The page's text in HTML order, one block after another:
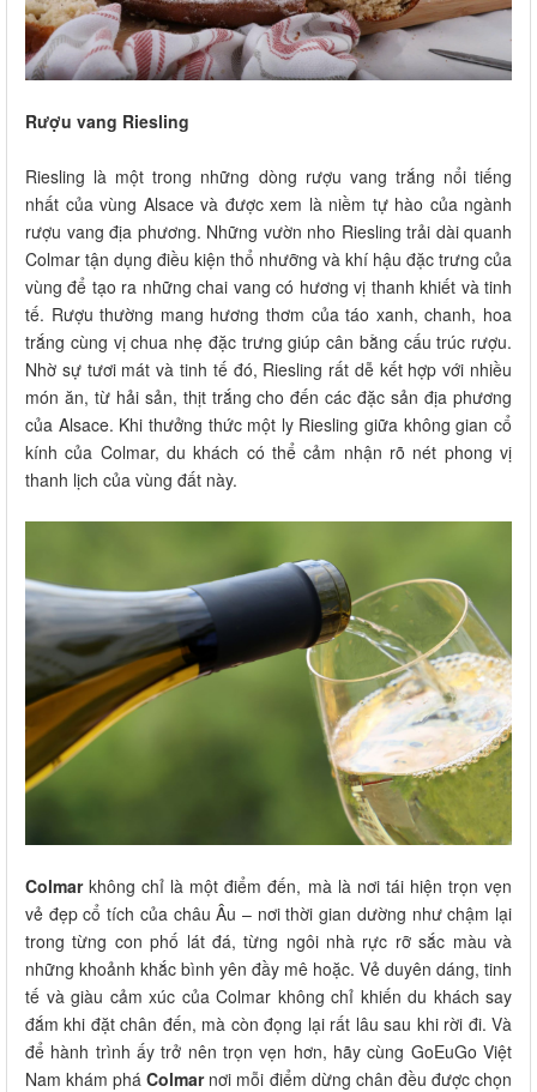
Rượu vang Riesling
Riesling là một trong những dòng rượu vang trắng nổi tiếng
nhất của vùng Alsace và được xem là niềm tự hào của ngành
rượu vang địa phương. Những vườn nho Riesling trải dài quanh
Colmar tận dụng điều kiện thổ nhưỡng và khí hậu đặc trưng của
vùng để tạo ra những chai vang có hương vị thanh khiết và tinh
tế. Rượu thường mang hương thơm của táo xanh, chanh, hoa
trắng cùng vị chua nhẹ đặc trưng giúp cân bằng cấu trúc rượu.
Nhờ sự tươi mát và tinh tế đó, Riesling rất dễ kết hợp với nhiều
món ăn, từ hải sản, thịt trắng cho đến các đặc sản địa phương
của Alsace. Khi thưởng thức một ly Riesling giữa không gian cổ
kính của Colmar, du khách có thể cảm nhận rõ nét phong vị
thanh lịch của vùng đất này.
Colmarkhông chỉ là một điểm đến, mà là nơi tái hiện trọn vẹn
vẻ đẹp cổ tích của châu Âu – nơi thời gian dường như chậm lại
trong từng con phố lát đá, từng ngôi nhà rực rỡ sắc màu và
những khoảnh khắc bình yên đầy mê hoặc. Vẻ duyên dáng, tinh
tế và giàu cảm xúc của Colmar không chỉ khiến du khách say
đắm khi đặt chân đến, mà còn đọng lại rất lâu sau khi rời đi. Và
để hành trình ấy trở nên trọn vẹn hơn, hãy cùng GoEuGo Việt
Nam khám phá Colmarnơi mỗi điểm dừng chân đều được chọn